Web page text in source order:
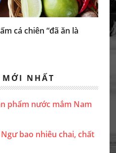
NHẤT
phẩm nước mắm Nam
bao nhiêu chai, chất
cá chiên “đã ăn là